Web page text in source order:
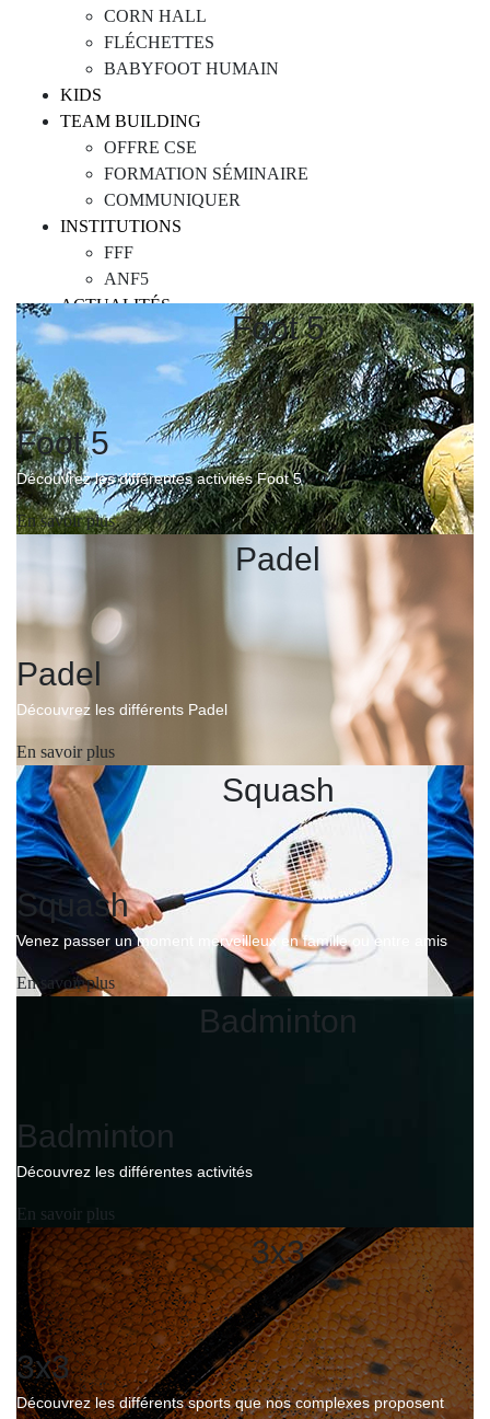
CORN HALL
FLÉCHETTES
BABYFOOT HUMAIN
KIDS
TEAM BUILDING
OFFRE CSE
FORMATION SÉMINAIRE
COMMUNIQUER
INSTITUTIONS
FFF
ANF5
ACTUALITÉS
NOUS REJOINDRE
Sports
Foot 5
Foot 5
Découvrez les différentes activités Foot 5
En savoir plus
Padel
Padel
Découvrez les différents Padel
En savoir plus
Squash
Squash
Venez passer un moment merveilleux en famille ou entre amis
En savoir plus
Badminton
Badminton
Découvrez les différentes activités
En savoir plus
3x3
3x3
Découvrez les différents sports que nos complexes proposent